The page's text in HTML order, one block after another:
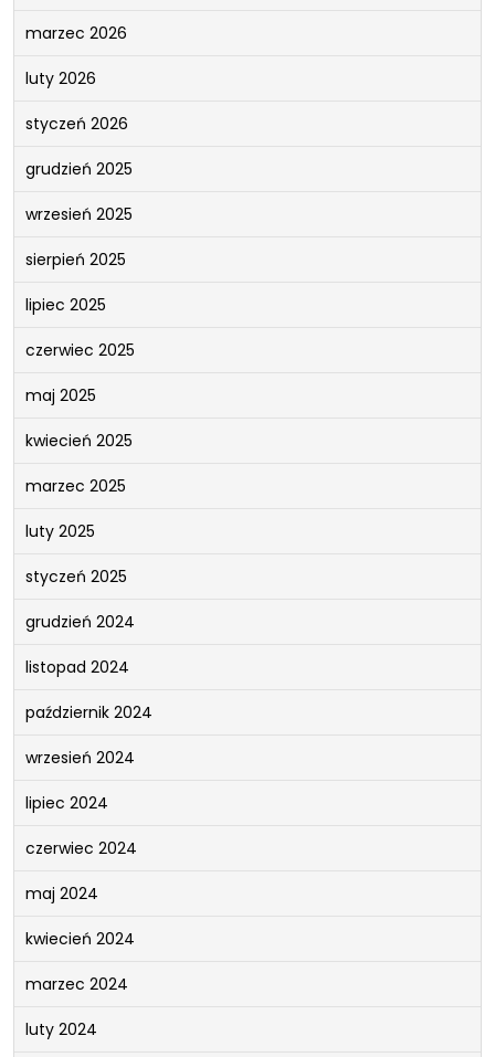
marzec 2026
luty 2026
styczeń 2026
grudzień 2025
wrzesień 2025
sierpień 2025
lipiec 2025
czerwiec 2025
maj 2025
kwiecień 2025
marzec 2025
luty 2025
styczeń 2025
grudzień 2024
listopad 2024
październik 2024
wrzesień 2024
lipiec 2024
czerwiec 2024
maj 2024
kwiecień 2024
marzec 2024
luty 2024